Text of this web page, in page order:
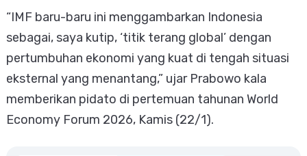
“IMF baru-baru ini menggambarkan Indonesia
sebagai, saya kutip, ‘titik terang global’ dengan
pertumbuhan ekonomi yang kuat di tengah situasi
eksternal yang menantang,” ujar Prabowo kala
memberikan pidato di pertemuan tahunan World
Economy Forum 2026, Kamis (22/1).